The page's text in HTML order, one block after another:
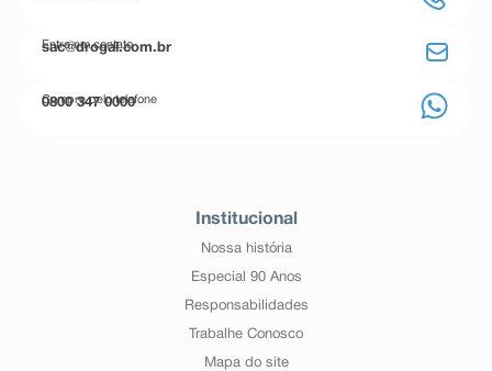
Entre em contato
sac@drogal.com.br
Compre pelo telefone
0800 347 0000
Institucional
Nossa história
Especial 90 Anos
Responsabilidades
Trabalhe Conosco
Mapa do site